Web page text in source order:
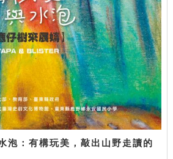
泡：有構玩美，敲出山野走讀的